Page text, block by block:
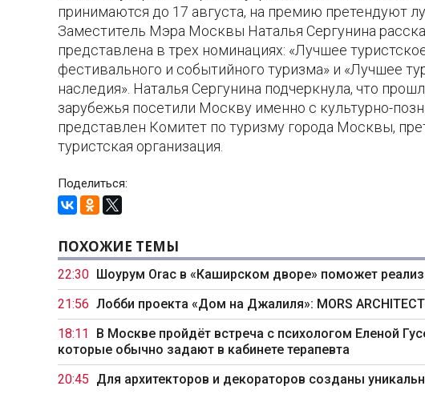
принимаются до 17 августа, на премию претендуют
Заместитель Мэра Москвы Наталья Сергунина
представлена в трех номинациях: «Лучшее
фестивального и событийного туризма» и «Лучшее
наследия». Наталья Сергунина подчеркнула, что
зарубежья посетили Москву именно с культурно-
представлен Комитет по туризму города Москвы,
туристская организация.
Поделиться:
ПОХОЖИЕ ТЕМЫ
22:30 Шоурум Orac в «Каширском дворе» поможет
21:56 Лобби проекта «Дом на Джалиля»: MORS
18:11
В Москве пройдёт встреча с психологом Еленой
которые обычно задают в кабинете терапевта
20:45 Для архитекторов и декораторов созданы